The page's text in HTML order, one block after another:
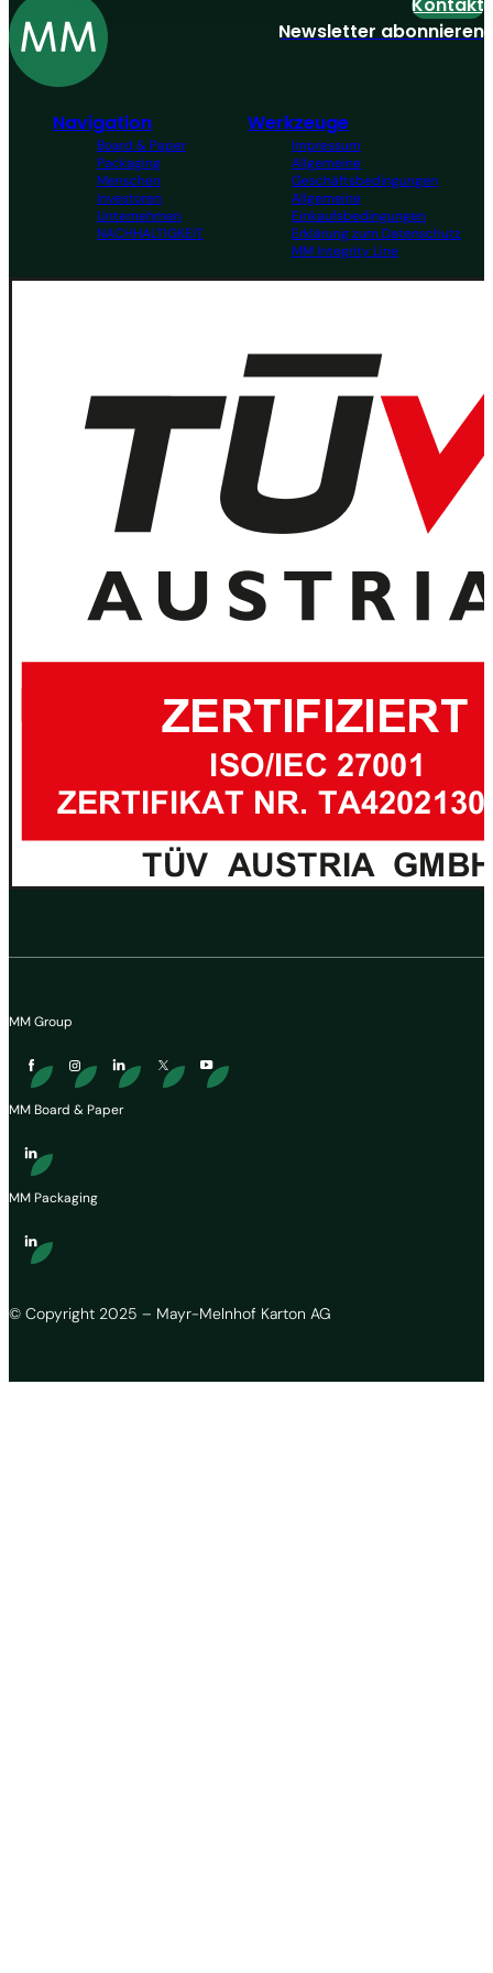
Navigation
Board & Paper
Packaging
Menschen
Investoren
Unternehmen
NACHHALTIGKEIT
Werkzeuge
Impressum
Allgemeine
Geschäftsbedingungen
Allgemeine
Einkaufsbedingungen
Erklärung zum Datenschutz
MM Integrity Line
Newsletter abonnieren
© Copyright 2025 – Mayr-Melnhof Karton AG
MM Group
MM Board & Paper
MM Packaging